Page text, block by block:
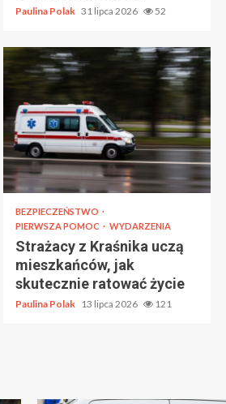
Paulina Polak 31 lipca 2026 52
BEZPIECZEŃSTWO
PIERWSZA POMOC
WYDARZENIA
Strażacy z Kraśnika uczą
mieszkańców, jak
skutecznie ratować życie
Paulina Polak 13 lipca 2026 121